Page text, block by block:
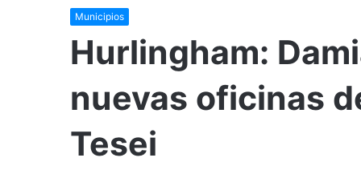
Municipios
Hurlingham:
nuevas oficinas
Tesei